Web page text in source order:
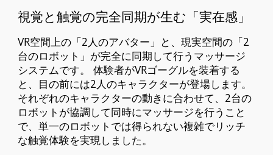
視覚と触覚の完全同期が生む「実在感」
VR空間上の「2人のアバター」と、現実空間の「2
台のロボット」が完全に同期して行うマッサージ
システムです。 体験者がVRゴーグルを装着する
と、目の前には2人のキャラクターが登場します。
それぞれのキャラクターの動きに合わせて、2台の
ロボットが協調して同時にマッサージを行うこと
で、単一のロボットでは得られない複雑でリッチ
な触覚体験を実現しました。